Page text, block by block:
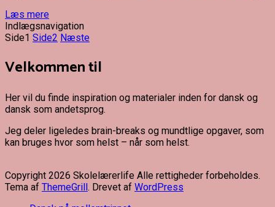
Læs mere
Indlægsnavigation
Side1 Side2 Næste
Velkommen til
Her vil du finde inspiration og materialer inden for dansk og
dansk som andetsprog.
Jeg deler ligeledes brain-breaks og mundtlige opgaver, som
kan bruges hvor som helst – når som helst.
Copyright 2026 Skolelærerlife Alle rettigheder forbeholdes.
Tema af ThemeGrill. Drevet af WordPress